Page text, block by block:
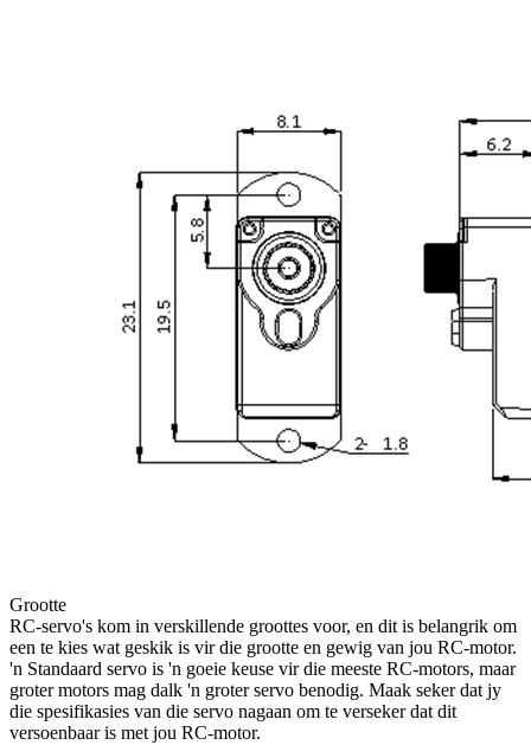
Grootte
RC-servo's kom in verskillende groottes voor, en dit is belangrik om
een ​​te kies wat geskik is vir die grootte en gewig van jou RC-motor.
'n Standaard servo is 'n goeie keuse vir die meeste RC-motors, maar
groter motors mag dalk 'n groter servo benodig. Maak seker dat jy
die spesifikasies van die servo nagaan om te verseker dat dit
versoenbaar is met jou RC-motor.